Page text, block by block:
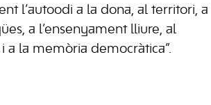
l’autoodi a la dona, al territori, a
a l’ensenyament lliure, al
a la memòria democràtica”.